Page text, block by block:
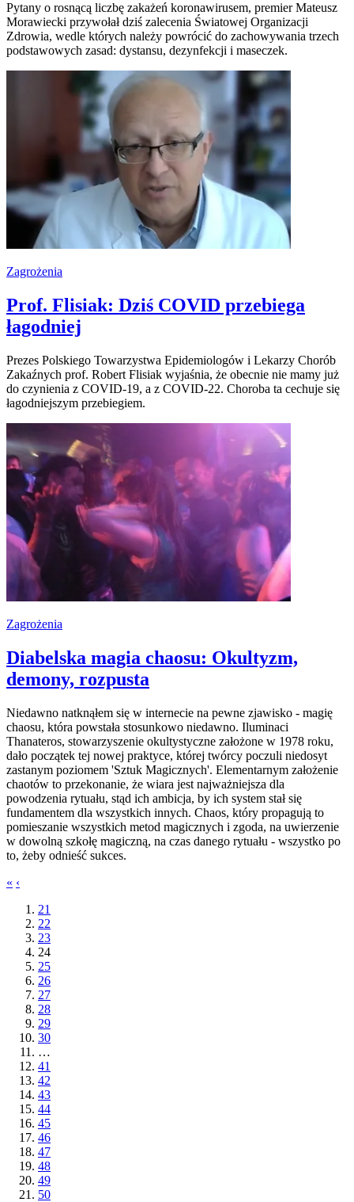
Pytany o rosnącą liczbę zakażeń koronawirusem, premier Mateusz
Morawiecki przywołał dziś zalecenia Światowej Organizacji
Zdrowia, wedle których należy powrócić do zachowywania trzech
podstawowych zasad: dystansu, dezynfekcji i maseczek.
Zagrożenia
Prof. Flisiak: Dziś COVID przebiega
łagodniej
Prezes Polskiego Towarzystwa Epidemiologów i Lekarzy Chorób
Zakaźnych prof. Robert Flisiak wyjaśnia, że obecnie nie mamy już
do czynienia z COVID-19, a z COVID-22. Choroba ta cechuje się
łagodniejszym przebiegiem.
Zagrożenia
Diabelska magia chaosu: Okultyzm,
demony, rozpusta
Niedawno natknąłem się w internecie na pewne zjawisko - magię
chaosu, która powstała stosunkowo niedawno. Iluminaci
Thanateros, stowarzyszenie okultystyczne założone w 1978 roku,
dało początek tej nowej praktyce, której twórcy poczuli niedosyt
zastanym poziomem 'Sztuk Magicznych'. Elementarnym założenie
chaotów to przekonanie, że wiara jest najważniejsza dla
powodzenia rytuału, stąd ich ambicja, by ich system stał się
fundamentem dla wszystkich innych. Chaos, który propagują to
pomieszanie wszystkich metod magicznych i zgoda, na uwierzenie
w dowolną szkołę magiczną, na czas danego rytuału - wszystko po
to, żeby odnieść sukces.
« ‹
21
22
23
24
25
26
27
28
29
30
…
41
42
43
44
45
46
47
48
49
50